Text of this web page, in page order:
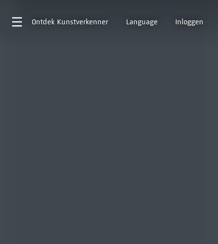
Ontdek Kunstverkenner Language Inloggen